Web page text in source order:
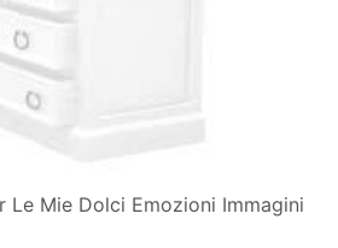
Le Mie Dolci Emozioni Immagini